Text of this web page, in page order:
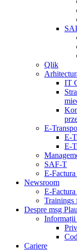
Qlik
IT
E-
E-
E-
SAF-T
E-
Newsroom
E-
Trainings
Despre msg
Informații
Cariere